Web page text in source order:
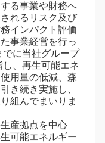
る事業や財務へ
れるリスク及び
インパクト評価
事業経営を行っ
に当社グループ
、再生可能エネ
用量の低減、森
き続き実施し、
組んでまいりま
産拠点を中心
可能エネルギー